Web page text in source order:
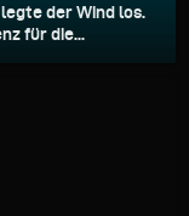
der Wind los.
für die...